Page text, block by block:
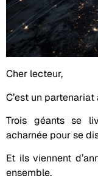
Cher lecteur,
C’est un
Trois géants se
acharnée pour se
Et ils viennent
ensemble.